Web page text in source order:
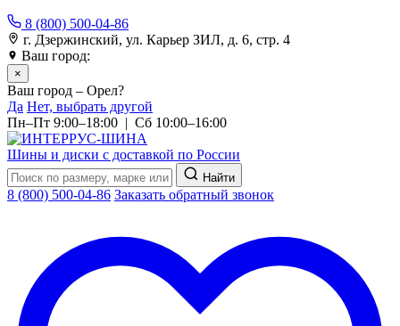
8 (800) 500-04-86
г. Дзержинский, ул. Карьер ЗИЛ, д. 6, стр. 4
Ваш город:
×
Ваш город – Орел?
Да Нет, выбрать другой
Пн–Пт 9:00–18:00 | Сб 10:00–16:00
Шины и диски с доставкой по России
Найти
8 (800) 500-04-86 Заказать обратный звонок